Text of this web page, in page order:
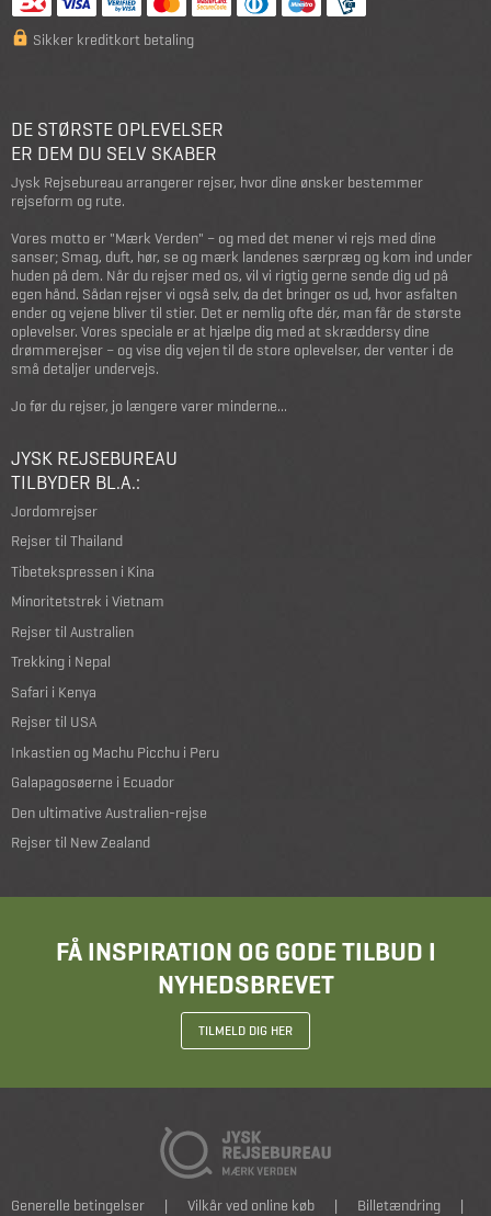
Sikker kreditkort betaling
DE STØRSTE OPLEVELSER
ER DEM DU SELV SKABER
Jysk Rejsebureau arrangerer rejser, hvor dine ønsker bestemmer
rejseform og rute.
Vores motto er "Mærk Verden" – og med det mener vi rejs med dine
sanser; Smag, duft, hør, se og mærk landenes særpræg og kom ind under
huden på dem. Når du rejser med os, vil vi rigtig gerne sende dig ud på
egen hånd. Sådan rejser vi også selv, da det bringer os ud, hvor asfalten
ender og vejene bliver til stier. Det er nemlig ofte dér, man får de største
oplevelser. Vores speciale er at hjælpe dig med at skræddersy dine
drømmerejser – og vise dig vejen til de store oplevelser, der venter i de
små detaljer undervejs.
Jo før du rejser, jo længere varer minderne...
JYSK REJSEBUREAU
TILBYDER BL.A.:
Jordomrejser
Rejser til Thailand
Tibetekspressen i Kina
Minoritetstrek i Vietnam
Rejser til Australien
Trekking i Nepal
Safari i Kenya
Rejser til USA
Inkastien og Machu Picchu i Peru
Galapagosøerne i Ecuador
Den ultimative Australien-rejse
Rejser til New Zealand
FÅ INSPIRATION OG GODE TILBUD I
NYHEDSBREVET
TILMELD DIG HER
Generelle betingelser | Vilkår ved online køb | Billetændring
|